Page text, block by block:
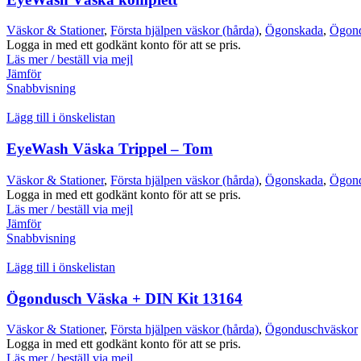
Väskor & Stationer, Första hjälpen väskor (hårda), Ögonskada,
Logga in med ett godkänt konto för att se pris.
Läs mer / beställ via mejl
Jämför
Snabbvisning
Lägg till i önskelistan
EyeWash Väska Trippel – Tom
Väskor & Stationer, Första hjälpen väskor (hårda), Ögonskada,
Logga in med ett godkänt konto för att se pris.
Läs mer / beställ via mejl
Jämför
Snabbvisning
Lägg till i önskelistan
Ögondusch Väska + DIN Kit 13164
Väskor & Stationer, Första hjälpen väskor (hårda), Ögonduschväskor
Logga in med ett godkänt konto för att se pris.